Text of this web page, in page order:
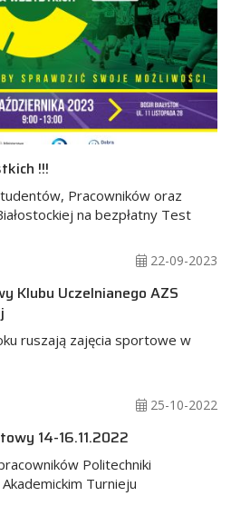
!!!
Pracowników oraz
na bezpłatny Test
22-09-2023
Klubu Uczelnianego AZS
ruszają zajęcia sportowe w
25-10-2022
14-16.11.2022
Politechniki
Turnieju